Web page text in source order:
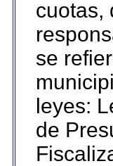
cuotas,
se
leyes:
de